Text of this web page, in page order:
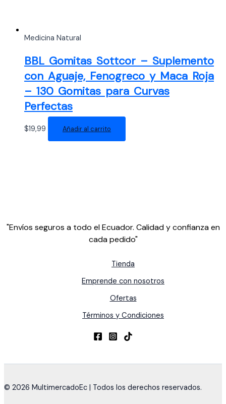
Medicina Natural
BBL Gomitas Sottcor – Suplemento
con Aguaje, Fenogreco y Maca Roja
– 130 Gomitas para Curvas
Perfectas
$19,99 Añadir al carrito
"Envíos seguros a todo el Ecuador. Calidad y confianza en
cada pedido"
Tienda
Emprende con nosotros
Ofertas
Términos y Condiciones
© 2026 MultimercadoEc | Todos los derechos reservados.